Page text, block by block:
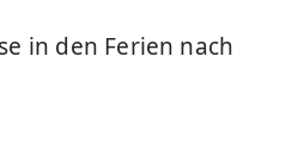
in den Ferien nach